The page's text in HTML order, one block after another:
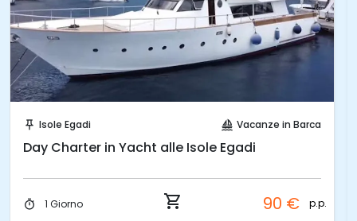
push_pin Isole Egadi sailing Vacanze in Barca
Escursione in gommone a Favignana e
timer 1 Giorno shopping_cart 70 €
65 € p.p.